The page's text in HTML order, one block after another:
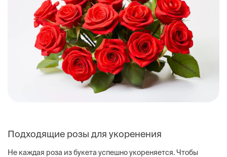
Подходящие розы для укоренения
Не каждая роза из букета успешно укореняется. Чтобы